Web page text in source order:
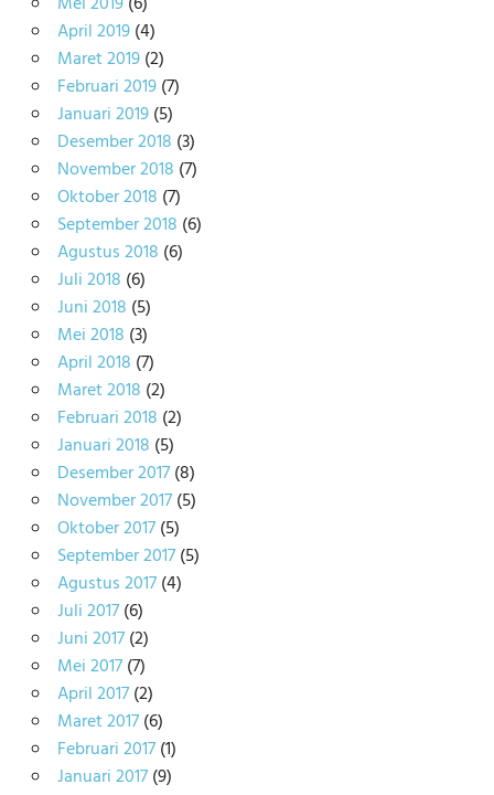
April 2019(4)
Maret 2019(2)
Februari 2019(7)
Januari 2019(5)
Desember 2018 (3)
November 2018 (7)
Oktober 2018 (7)
September 2018 (6)
Agustus 2018 (6)
Juli 2018 (6)
Juni 2018 (5)
Mei 2018 (3)
April 2018 (7)
Maret 2018 (2)
Februari 2018 (2)
Januari 2018 (5)
Desember 2017(8)
November 2017(5)
Oktober 2017(5)
September 2017(5)
Agustus 2017(4)
Juli 2017(6)
Juni 2017(2)
Mei 2017(7)
April 2017(2)
Maret 2017(6)
Februari 2017(1)
Januari 2017(9)